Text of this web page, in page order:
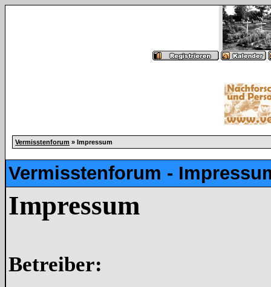
Vermisstenforum » Impressum
Vermisstenforum -
Impressum
Betreiber: